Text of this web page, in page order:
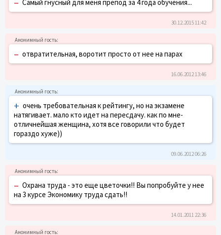
Самый гнусный для меня препод за 4 года обучения...
30.12.2015 11:42
– отвратительная, воротит просто от нее на парах
16.06.2012 13:46
+ очень требовательная к рейтингу, но на экзамене
натягивает. мало кто идет на пересдачу. как по мне-
отличнейшая женщина, хотя все говорили что будет
гораздо хуже))
09.06.2012 06:26
– Охрана труда - это еще цветочки!! Вы попробуйте у нее
на 3 курсе Экономику труда сдать!!
14.01.2011 22:36